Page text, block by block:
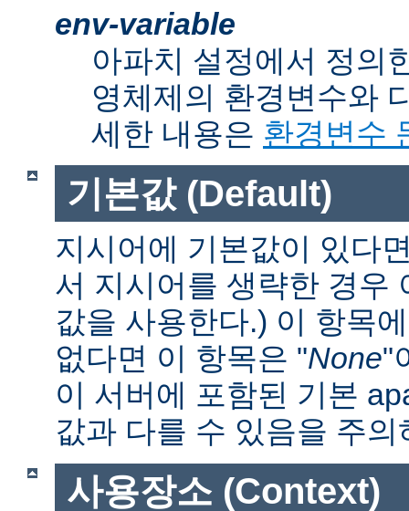
env-variable
아파치 설정에서 정의
영체제의 환경변수와
세한 내용은 환경변수
기본값 (Default)
지시어에 기본값이 있다
서 지시어를 생략한 경우
값을 사용한다.) 이 항목
없다면 이 항목은 "None"
이 서버에 포함된 기본
값과 다를 수 있음을 주의
사용장소 (Context)